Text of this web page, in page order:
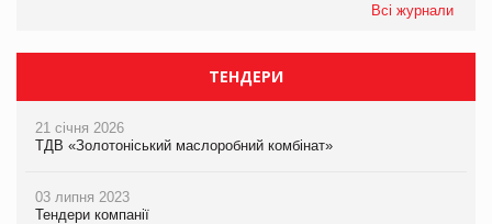
Всі журнали
ТЕНДЕРИ
21 січня 2026
ТДВ «Золотоніський маслоробний комбінат»
03 липня 2023
Тендери компанії